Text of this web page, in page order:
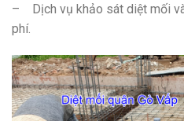
– Dịch vụ khảo sát diệt mối
phí.